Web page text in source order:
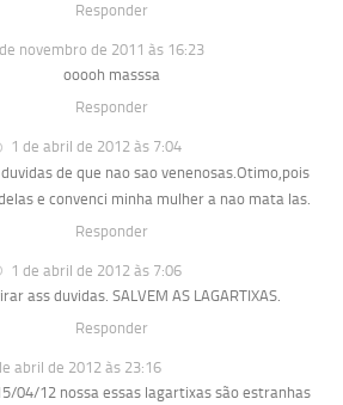
Responder
novembro de 2011 às 16:23
ooooh masssa
Responder
1 de abril de 2012 às 7:04
de que nao sao venenosas.Otimo,pois
e convenci minha mulher a nao mata las.
Responder
1 de abril de 2012 às 7:06
ass duvidas. SALVEM AS LAGARTIXAS.
Responder
abril de 2012 às 23:16
04/12 nossa essas lagartixas são estranhas